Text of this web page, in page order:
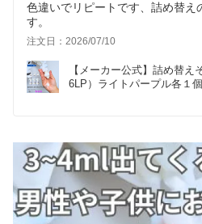
色違いでリピートです、詰め替え
す。
注文日：2026/07/10
【メーカー公式】詰め替え
6LP）ライトパープル各１